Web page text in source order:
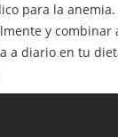
para la
y combinar
a diario en tu